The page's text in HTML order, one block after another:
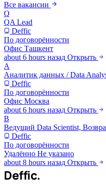
Все вакансии
Q
QA Lead
Deffic
По договорённости
Офис Ташкент
about 6 hours назад Открыть
А
Аналитик данных / Data
Deffic
По договорённости
Офис Москва
about 6 hours назад Открыть
В
Ведущий Data Scientist,
Deffic
По договорённости
Удалённо Не указано
about 8 hours назад Открыть
Deffic.